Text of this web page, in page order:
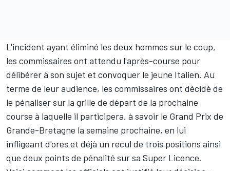
L'incident ayant éliminé les deux hommes sur le coup,
les commissaires ont attendu l'après-course pour
délibérer à son sujet et convoquer le jeune Italien. Au
terme de leur audience, les commissaires ont décidé de
le pénaliser sur la grille de départ de la prochaine
course à laquelle il participera, à savoir le Grand Prix de
Grande-Bretagne la semaine prochaine, en lui
infligeant d'ores et déjà un recul de trois positions ainsi
que deux points de pénalité sur sa Super Licence.